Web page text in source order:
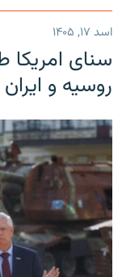
اسد ۱۷, ۱۴۰۵
سنای امریکا
روسیه و